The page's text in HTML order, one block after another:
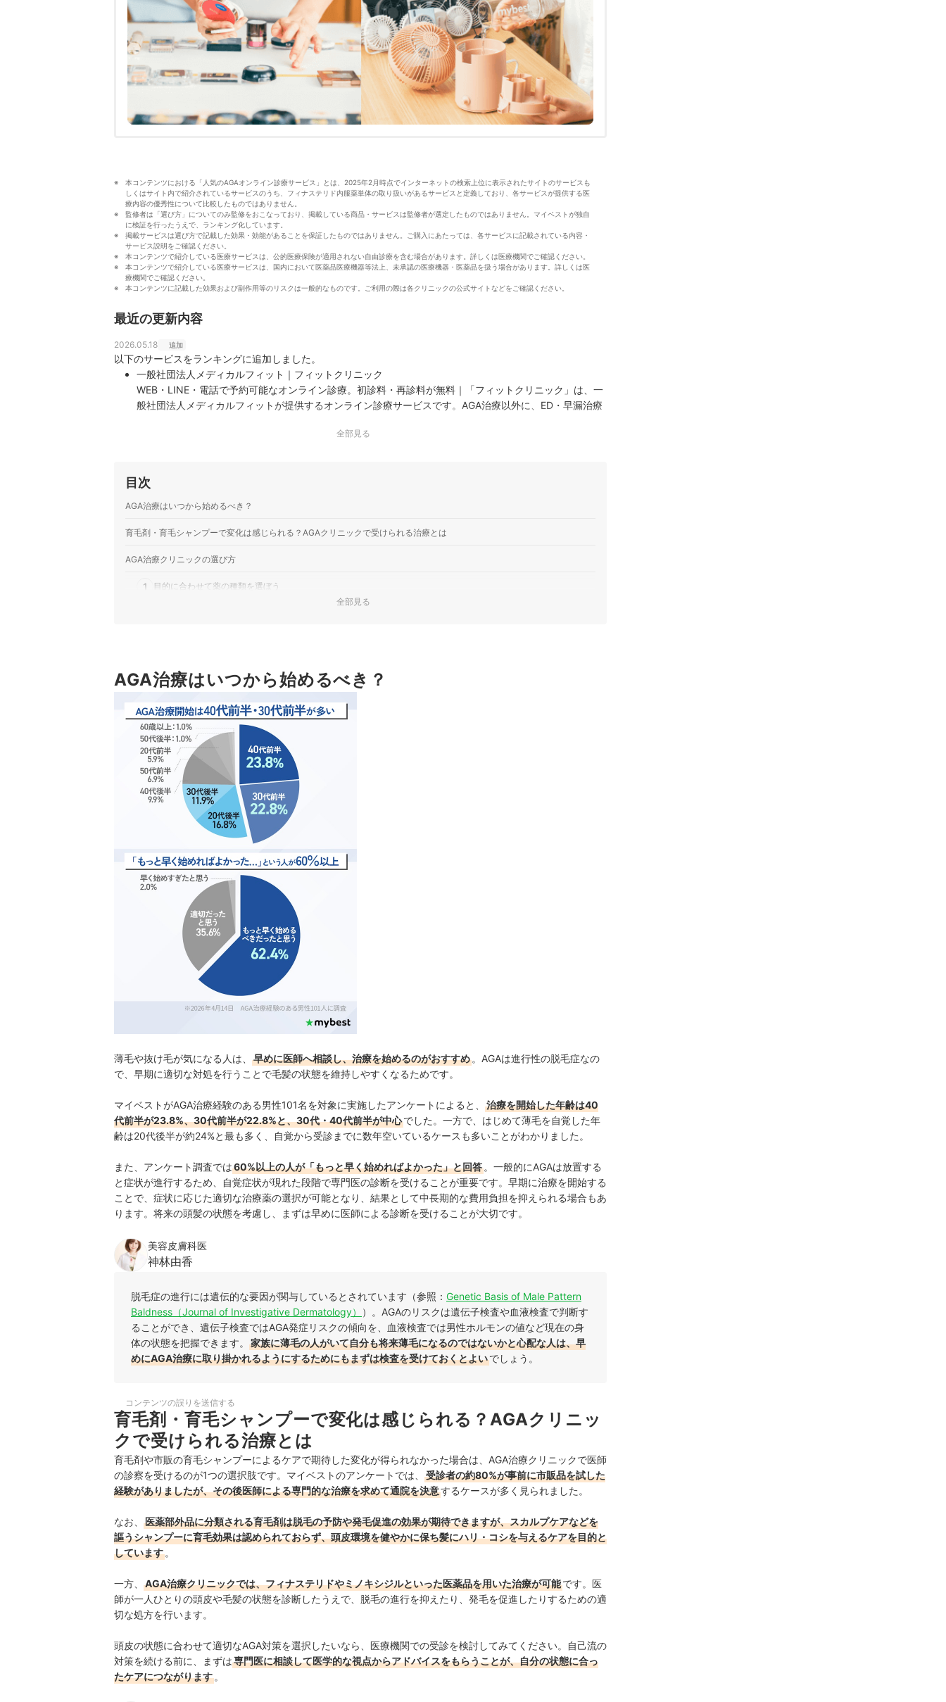
本コンテンツにおける「人気のAGAオンライン診療サービス」とは、2025年2月時点でインターネットの検索上位に表示されたサイトのサービスも
しくはサイト内で紹介されているサービスのうち、フィナステリド内服薬単体の取り扱いがあるサービスと定義しており、各サービスが提供する医
療内容の優秀性について比較したものではありません。
監修者は「選び方」についてのみ監修をおこなっており、掲載している商品・サービスは監修者が選定したものではありません。マイベストが独自
に検証を行ったうえで、ランキング化しています。
掲載サービスは選び方で記載した効果・効能があることを保証したものではありません。ご購入にあたっては、各サービスに記載されている内容・
サービス説明をご確認ください。
本コンテンツで紹介している医療サービスは、公的医療保険が適用されない自由診療を含む場合があります。詳しくは医療機関でご確認ください。
本コンテンツで紹介している医療サービスは、国内において医薬品医療機器等法上、未承認の医療機器・医薬品を扱う場合があります。詳しくは医
療機関でご確認ください。
本コンテンツに記載した効果および副作用等のリスクは一般的なものです。ご利用の際は各クリニックの公式サイトなどをご確認ください。
最近の更新内容
2026.05.18 追加
以下のサービスをランキングに追加しました。
一般社団法人メディカルフィット｜フィットクリニック
WEB・LINE・電話で予約可能なオンライン診療。初診料・再診料が無料｜「フィットクリニック」は、一
般社団法人メディカルフィットが提供するオンライン診療サービスです。AGA治療以外に、ED・早漏治療
医療法人社団DMH｜DMM オンラインクリニック
療法人社団DMHが提供するオンライン診療サービスで、AGA治療などの診療を行っています。24時間受診
可能である点が特徴です。
最短で予約当日に受診可能。副作用での全額返金保証制度あり｜「レバクリ」は、レバレジーズ株式会社
と謳っており、治療薬は最短即日発送されます。
他 3 商品
全部見る
目次
AGA治療はいつから始めるべき？
育毛剤・育毛シャンプーで変化は感じられる？AGAクリニックで受けられる治療とは
AGA治療クリニックの選び方
1 目的に合わせて薬の種類を選ぼう
AGAオンライン診療サービスの料金ランキング
AGA治療経験のある20～50代男性にアンケート調査を実施！
全部見る
AGA治療はいつから始めるべき？
薄毛や抜け毛が気になる人は、 早めに医師へ相談し、治療を始めるのがおすすめ 。AGAは進行性の脱毛症なの
で、早期に適切な対処を行うことで毛髪の状態を維持しやすくなるためです。
マイベストがAGA治療経験のある男性101名を対象に実施したアンケートによると、
治療を開始した年齢は40
代前半が23.8%、30代前半が22.8%と、30代・40代前半が中心でした。一方で、はじめて薄毛を自覚した年
齢は20代後半が約24%と最も多く、自覚から受診までに数年空いているケースも多いことがわかりました。
また、アンケート調査では60%以上の人が「もっと早く始めればよかった」と回答 。一般的にAGAは放置する
と症状が進行するため、自覚症状が現れた段階で専門医の診断を受けることが重要です。早期に治療を開始する
ことで、症状に応じた適切な治療薬の選択が可能となり、結果として中長期的な費用負担を抑えられる場合もあ
ります。将来の頭髪の状態を考慮し、まずは早めに医師による診断を受けることが大切です。
美容皮膚科医
神林由香
脱毛症の進行には遺伝的な要因が関与しているとされています（参照： Genetic Basis of Male Pattern
Baldness（Journal of Investigative Dermatology）
）。AGAのリスクは遺伝子検査や血液検査で判断す
ることができ、遺伝子検査ではAGA発症リスクの傾向を、血液検査では男性ホルモンの値など現在の身
体の状態を把握できます。
家族に薄毛の人がいて自分も将来薄毛になるのではないかと心配な人は、早
めにAGA治療に取り掛かれるようにするためにもまずは検査を受けておくとよいでしょう。
コンテンツの誤りを送信する
育毛剤・育毛シャンプーで変化は感じられる？AGAクリニッ
クで受けられる治療とは
育毛剤や市販の育毛シャンプーによるケアで期待した変化が得られなかった場合は、AGA治療クリニックで医師
の診察を受けるのが1つの選択肢です。マイベストのアンケートでは、
受診者の約80%が事前に市販品を試した
経験がありましたが、その後医師による専門的な治療を求めて通院を決意するケースが多く見られました。
なお、
医薬部外品に分類される育毛剤は脱毛の予防や発毛促進の効果が期待できますが、スカルプケアなどを
謳うシャンプーに育毛効果は認められておらず、頭皮環境を健やかに保ち髪にハリ・コシを与えるケアを目的と
しています 。
一方、 AGA治療クリニックでは、フィナステリドやミノキシジルといった医薬品を用いた治療が可能です。医
師が一人ひとりの頭皮や毛髪の状態を診断したうえで、脱毛の進行を抑えたり、発毛を促進したりするための適
切な処方を行います。
頭皮の状態に合わせて適切なAGA対策を選択したいなら、医療機関での受診を検討してみてください。自己流の
対策を続ける前に、まずは専門医に相談して医学的な視点からアドバイスをもらうことが、自分の状態に合っ
たケアにつながります 。